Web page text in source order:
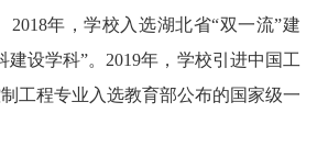
年，学校入选湖北省“双一流”建
设学科”。2019年，学校引进中国工
工程专业入选教育部公布的国家级一